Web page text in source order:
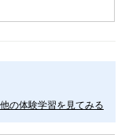
の体験学習を見てみる